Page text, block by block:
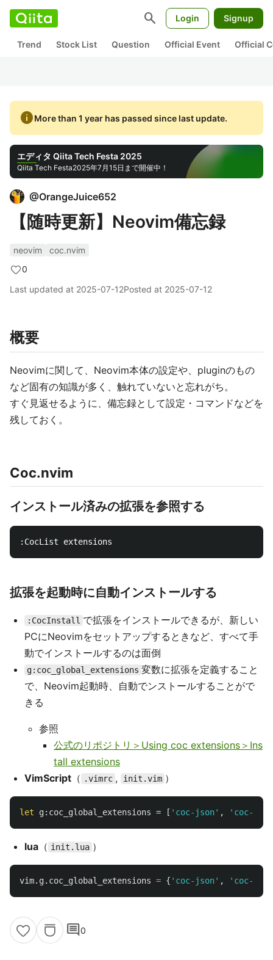
search Login Signup
Trend Stock List Question Official Event Official
infoMore than 1 year has passed since last update.
エディタ Qiita Tech Festa 2025
Qiita Tech Festa2025年7月15日まで開催中！
@OrangeJuice652
【随時更新】Neovim備忘録
neovim
coc.nvim
0
Last updated at 2025-07-12Posted at 2025-07-12
概要
Neovimに関して、Neovim本体の設定や、pluginのもの
など固有の知識が多く、触れていないと忘れがち。
すぐ見返せるように、備忘録として設定・コマンドなどを
残しておく。
Coc.nvim
インストール済みの拡張を参照する
拡張を起動時に自動インストールする
:CocInstall で拡張をインストールできるが、新しい
PCにNeovimをセットアップするときなど、すべて手
動でインストールするのは面倒
g:coc_global_extensions 変数に拡張を定義すること
で、Neovim起動時、自動でンストールすることがで
きる
参照
公式のリポジトリ＞Using coc extensions＞Ins
tall extensions
VimScript （ .vimrc , init.vim ）
let g:coc_global_extensions = [ 'coc-json' , 'coc-git'
lua （ init.lua ）
vim. g. coc_global_extensions = { 'coc-json' , 'coc-git'
comment0